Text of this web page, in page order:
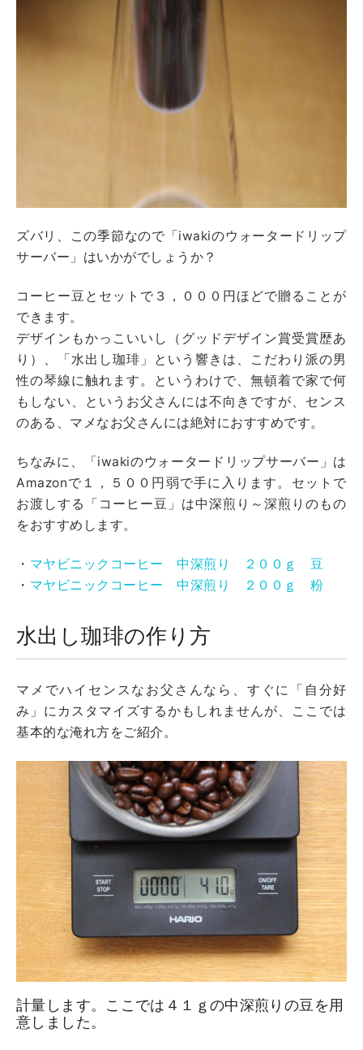
ズバリ、この季節なので「iwakiのウォータードリップ
サーバー」はいかがでしょうか？
コーヒー豆とセットで３，０００円ほどで贈ることが
できます。
デザインもかっこいいし（グッドデザイン賞受賞歴あ
り）、「水出し珈琲」という響きは、こだわり派の男
性の琴線に触れます。というわけで、無頓着で家で何
もしない、というお父さんには不向きですが、センス
のある、マメなお父さんには絶対におすすめです。
ちなみに、
「iwakiのウォータードリップサーバー」は
Amazonで１，５００円弱で手に入ります。セットで
お渡しする「コーヒー豆」は中深煎り～深煎りのもの
をおすすめします。
・ マヤビニックコーヒー 中深煎り ２００ｇ 豆
・ マヤビニックコーヒー 中深煎り ２００ｇ 粉
水出し珈琲の作り方
マメでハイセンスなお父さんなら、すぐに「自分好
み」にカスタマイズするかもしれませんが、ここでは
基本的な淹れ方をご紹介。
計量します。ここでは４１ｇの中深煎りの豆を用
意しました。